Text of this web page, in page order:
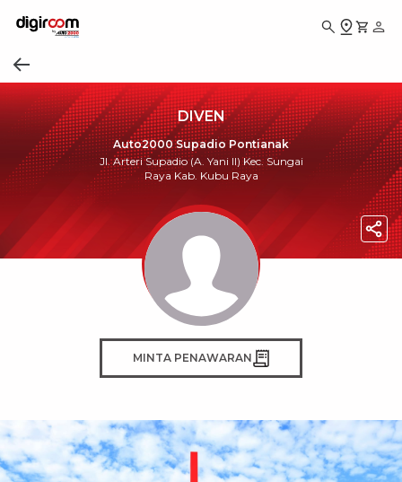
DIVEN
Auto2000 Supadio Pontianak
Jl. Arteri Supadio (A. Yani II) Kec. Sungai
Raya Kab. Kubu Raya
MINTA PENAWARAN